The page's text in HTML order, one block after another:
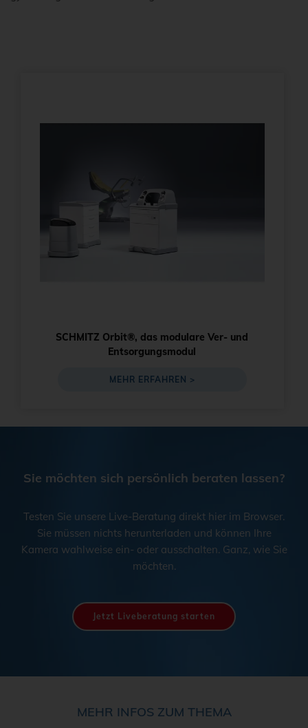
SCHMITZ Orbit®, das modulare Ver- und
Entsorgungsmodul
MEHR ERFAHREN >
Sie möchten sich persönlich beraten lassen?
Testen Sie unsere Live-Beratung direkt hier im Browser.
Sie müssen nichts herunterladen und können Ihre
Kamera wahlweise ein- oder ausschalten. Ganz, wie Sie
möchten.
Jetzt Liveberatung starten
MEHR INFOS ZUM THEMA